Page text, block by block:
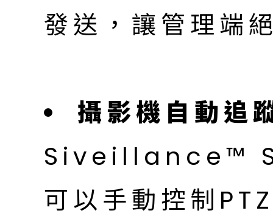
發送，讓管理端
攝影機自動追
Siveillance™
可以手動控制